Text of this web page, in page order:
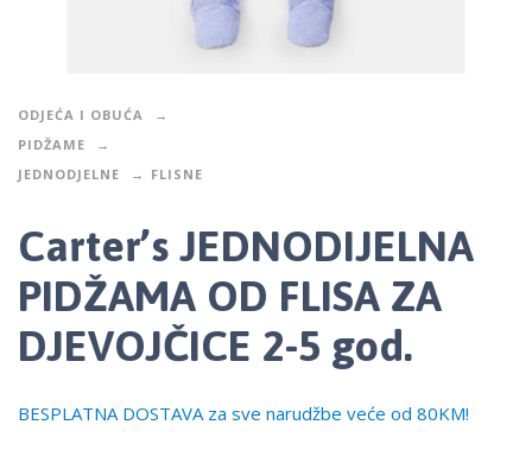
ODJEĆA I OBUĆA
PIDŽAME
JEDNODJELNE
FLISNE
Carter’s JEDNODIJELNA
PIDŽAMA OD FLISA ZA
DJEVOJČICE 2-5 god.
BESPLATNA DOSTAVA za sve narudžbe veće od 80KM!